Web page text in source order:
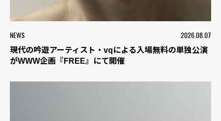
NEWS 2026.08.07
現代の吟遊アーティスト・vqによる入場無料の単独公演
がWWW企画『FREE』にて開催